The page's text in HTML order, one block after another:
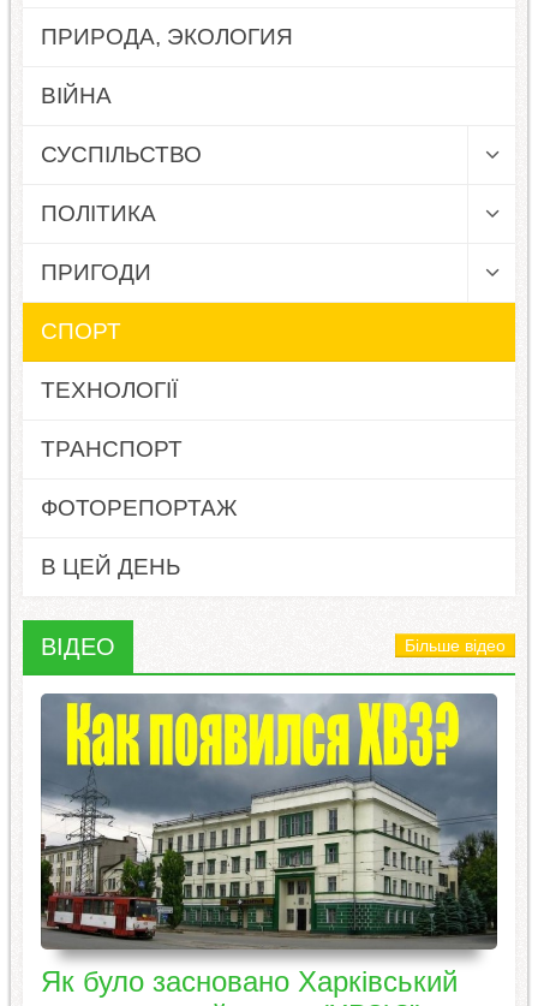
ПРИРОДА, ЭКОЛОГИЯ
ВІЙНА
СУСПІЛЬСТВО
ПОЛІТИКА
ПРИГОДИ
СПОРТ
ТЕХНОЛОГІЇ
ТРАНСПОРТ
ФОТОРЕПОРТАЖ
В ЦЕЙ ДЕНЬ
ВІДЕО Більше відео
Як було засновано Харківський